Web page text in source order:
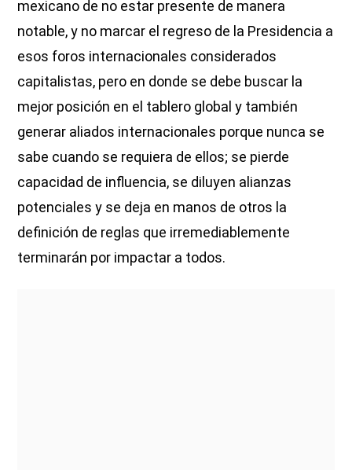
mexicano de no estar presente de manera
notable, y no marcar el regreso de la Presidencia a
esos foros internacionales considerados
capitalistas, pero en donde se debe buscar la
mejor posición en el tablero global y también
generar aliados internacionales porque nunca se
sabe cuando se requiera de ellos; se pierde
capacidad de influencia, se diluyen alianzas
potenciales y se deja en manos de otros la
definición de reglas que irremediablemente
terminarán por impactar a todos.